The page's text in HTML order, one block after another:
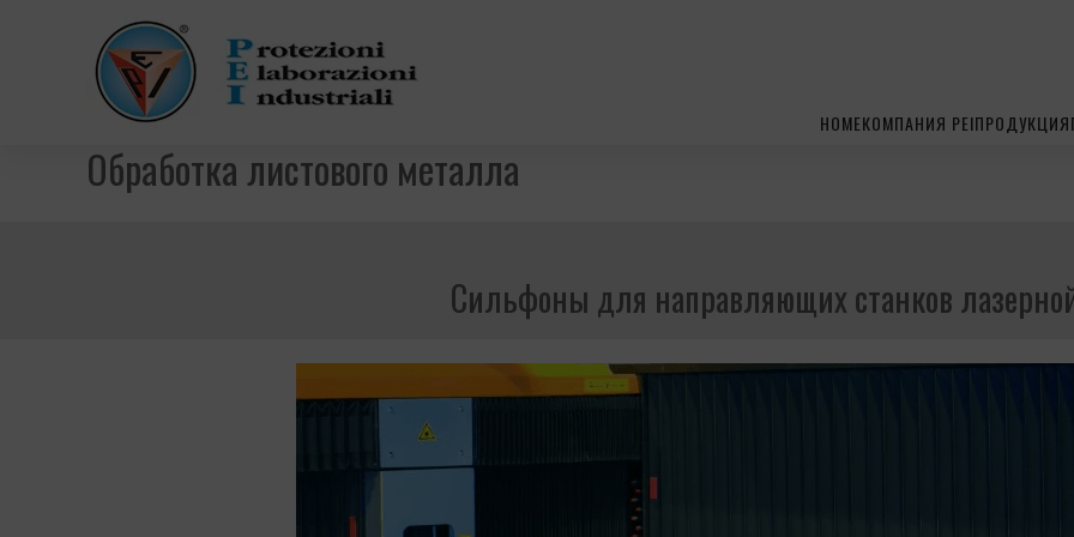
HOMEКОМПАНИЯ PEIПРОДУКЦИЯ
Обработка листового металла
Сильфоны для направляющих станков